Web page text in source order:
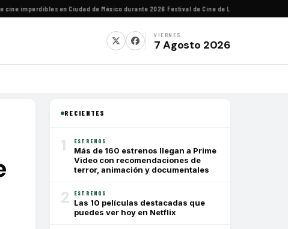
imperdibles en Ciudad de México durante 2026·Festival de Cine de Lima homenajeará al
VIERNES
7 Agosto 2026
RECIENTES
1 ESTRENOS
Más de 160 estrenos llegan a Prime
Video con recomendaciones de
terror, animación y documentales
2 ESTRENOS
Las 10 películas destacadas que
puedes ver hoy en Netflix